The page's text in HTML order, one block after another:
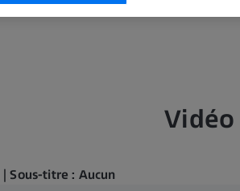
Vidéo
| Sous-titre : Aucun